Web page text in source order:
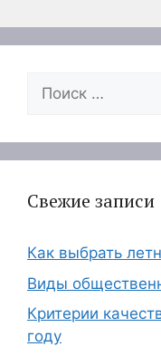
Поиск:
Свежие записи
Как выбрать
Виды
Критерии
году